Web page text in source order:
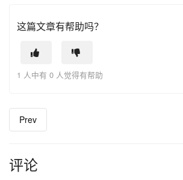
这篇文章有帮助吗？
1 人中有 0 人觉得有帮助
Prev
评论